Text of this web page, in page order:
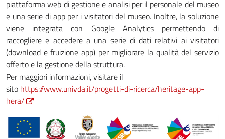
piattaforma web di gestione e analisi per il personale del museo
e una serie di app per i visitatori del museo. Inoltre, la soluzione
viene integrata con Google Analytics permettendo di
raccogliere e accedere a una serie di dati relativi ai visitatori
(download e fruizione app) per migliorare la qualità del servizio
offerto e la gestione della struttura.
Per maggiori informazioni, visitare il
sito https://www.univda.it/progetti-di-ricerca/heritage-app-
hera/